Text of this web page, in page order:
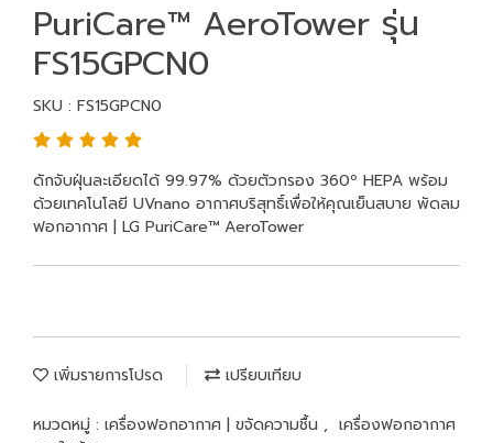
PuriCare™ AeroTower รุ่น
FS15GPCN0
SKU : FS15GPCN0
ดักจับฝุ่นละเอียดได้ 99.97% ด้วยตัวกรอง 360º HEPA พร้อม
ด้วยเทคโนโลยี UVnano อากาศบริสุทธิ์เพื่อให้คุณเย็นสบาย พัดลม
ฟอกอากาศ | LG PuriCare™ AeroTower
เพิ่มรายการโปรด เปรียบเทียบ
หมวดหมู่ : เครื่องฟอกอากาศ | ขจัดความชื้น , เครื่องฟอกอากาศ